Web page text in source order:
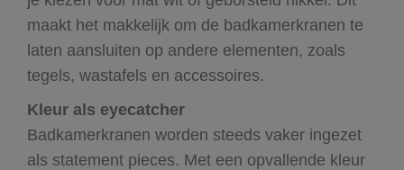
maakt het makkelijk om de badkamerkranen te
laten aansluiten op andere elementen, zoals
tegels, wastafels en accessoires.
Kleur als eyecatcher
Badkamerkranen worden steeds vaker ingezet
als statement pieces. Met een opvallende kleur